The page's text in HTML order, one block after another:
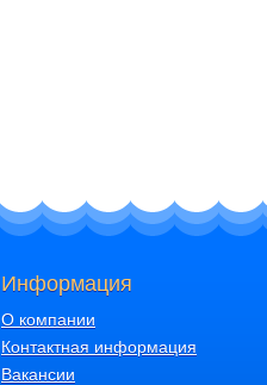
Информация
О компании
Контактная информация
Вакансии